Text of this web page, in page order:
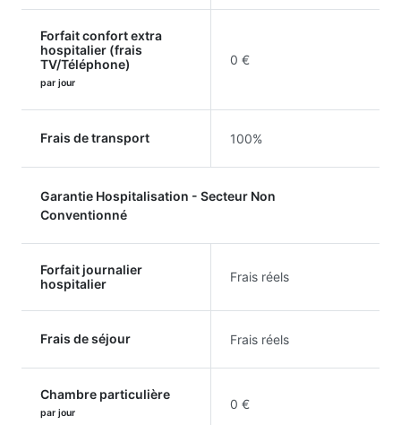
Forfait confort extra
hospitalier (frais
TV/Téléphone)
par jour
0 €
Frais de transport 100%
Garantie Hospitalisation - Secteur Non
Conventionné
Forfait journalier
hospitalier
Frais réels
Frais de séjour Frais réels
Chambre particulière
par jour
0 €